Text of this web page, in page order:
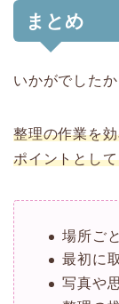
まとめ
いかがでしたか
整理の作業を
ポイントとし
場所ご
最初に
写真や